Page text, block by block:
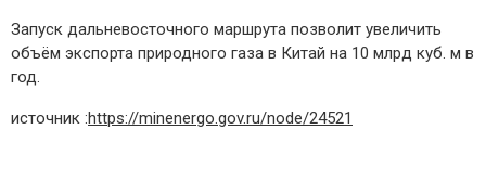
Запуск дальневосточного маршрута позволит увеличить
объём экспорта природного газа в Китай на 10 млрд куб. м в
год.
источник :https://minenergo.gov.ru/node/24521